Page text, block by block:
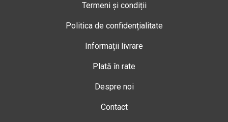
Termeni și condiții
Politica de confidențialitate
Informații livrare
Plată în rate
Despre noi
Contact